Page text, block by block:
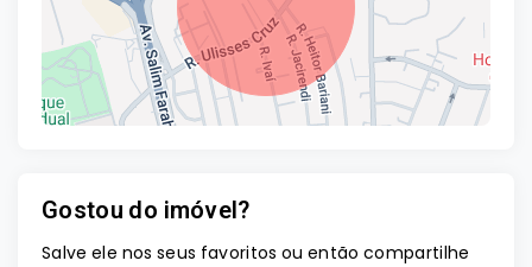
Gostou do imóvel?
Salve ele nos seus favoritos ou então compartilhe